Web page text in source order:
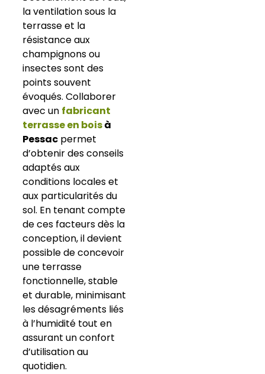
la ventilation sous la
terrasse et la
résistance aux
champignons ou
insectes sont des
points souvent
évoqués. Collaborer
avec un fabricant
terrasse en boisà
Pessacpermet
d’obtenir des conseils
adaptés aux
conditions locales et
aux particularités du
sol. En tenant compte
de ces facteurs dès la
conception, il devient
possible de concevoir
une terrasse
fonctionnelle, stable
et durable, minimisant
les désagréments liés
à l’humidité tout en
assurant un confort
d’utilisation au
quotidien.